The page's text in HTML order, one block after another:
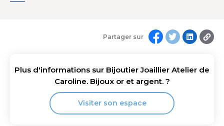
Partager sur
Plus d'informations sur Bijoutier Joaillier Atelier de
Caroline. Bijoux or et argent.?
Visiter son espace